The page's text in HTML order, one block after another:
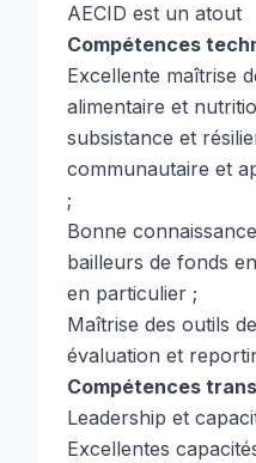
AECID est un atout
Compétences
Excellente maîtrise
alimentaire et
subsistance et
communautaire et
;
Bonne
bailleurs de fonds
en particulier ;
Maîtrise des outils
évaluation et
Compétences
Leadership et
Excellentes